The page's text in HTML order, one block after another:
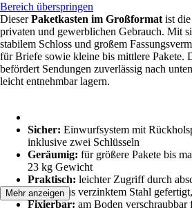
Bereich überspringen
DieserPaketkasten im Großformat ist
privaten und gewerblichen Gebrauch. Mit
stabilem Schloss und großem
für Briefe sowie kleine bis mittlere Pakete.
befördert Sendungen zuverlässig nach
leicht entnehmbar lagern.
Sicher: Einwurfsystem mit
inklusive zwei Schlüsseln
Geräumig: für größere Pakete bis
23 kg Gewicht
Praktisch: leichter Zugriff durch
Stabil:aus verzinktem Stahl
Fixierbar: am Boden verschraubbar
Mehr anzeigen